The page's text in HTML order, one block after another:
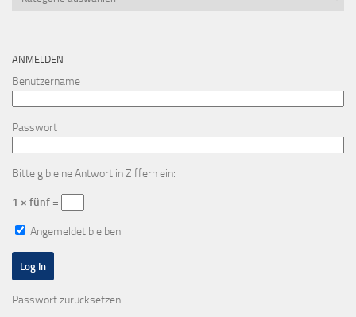
ANMELDEN
Benutzername
Passwort
Bitte gib eine Antwort in Ziffern ein:
1 × fünf =
Angemeldet bleiben
Passwort zurücksetzen